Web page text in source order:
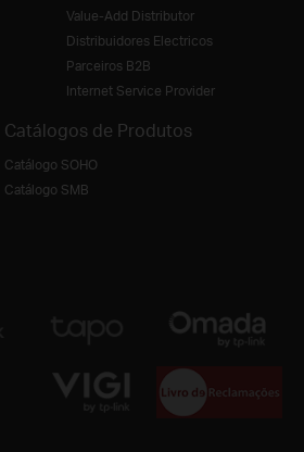
Value-Add Distributor
Distribuidores Electricos
Parceiros B2B
Internet Service Provider
Catálogos de Produtos
Catálogo SOHO
Catálogo SMB